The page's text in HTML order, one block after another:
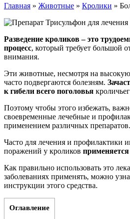
Главная » Животные » Кролики »
Разведение кроликов – это
процесс, который требует большой
внимания.
Эти животные, несмотря на высокую
часто подвергаются болезням.
к гибели всего поголовья
Поэтому чтобы этого избежать,
своевременные лечебные и
применением различных препаратов.
Часто для лечения и профилактики
поражений у кроликов
Как правильно использовать это
заболеваниях применять, можно
инструкции этого средства.
Оглавление